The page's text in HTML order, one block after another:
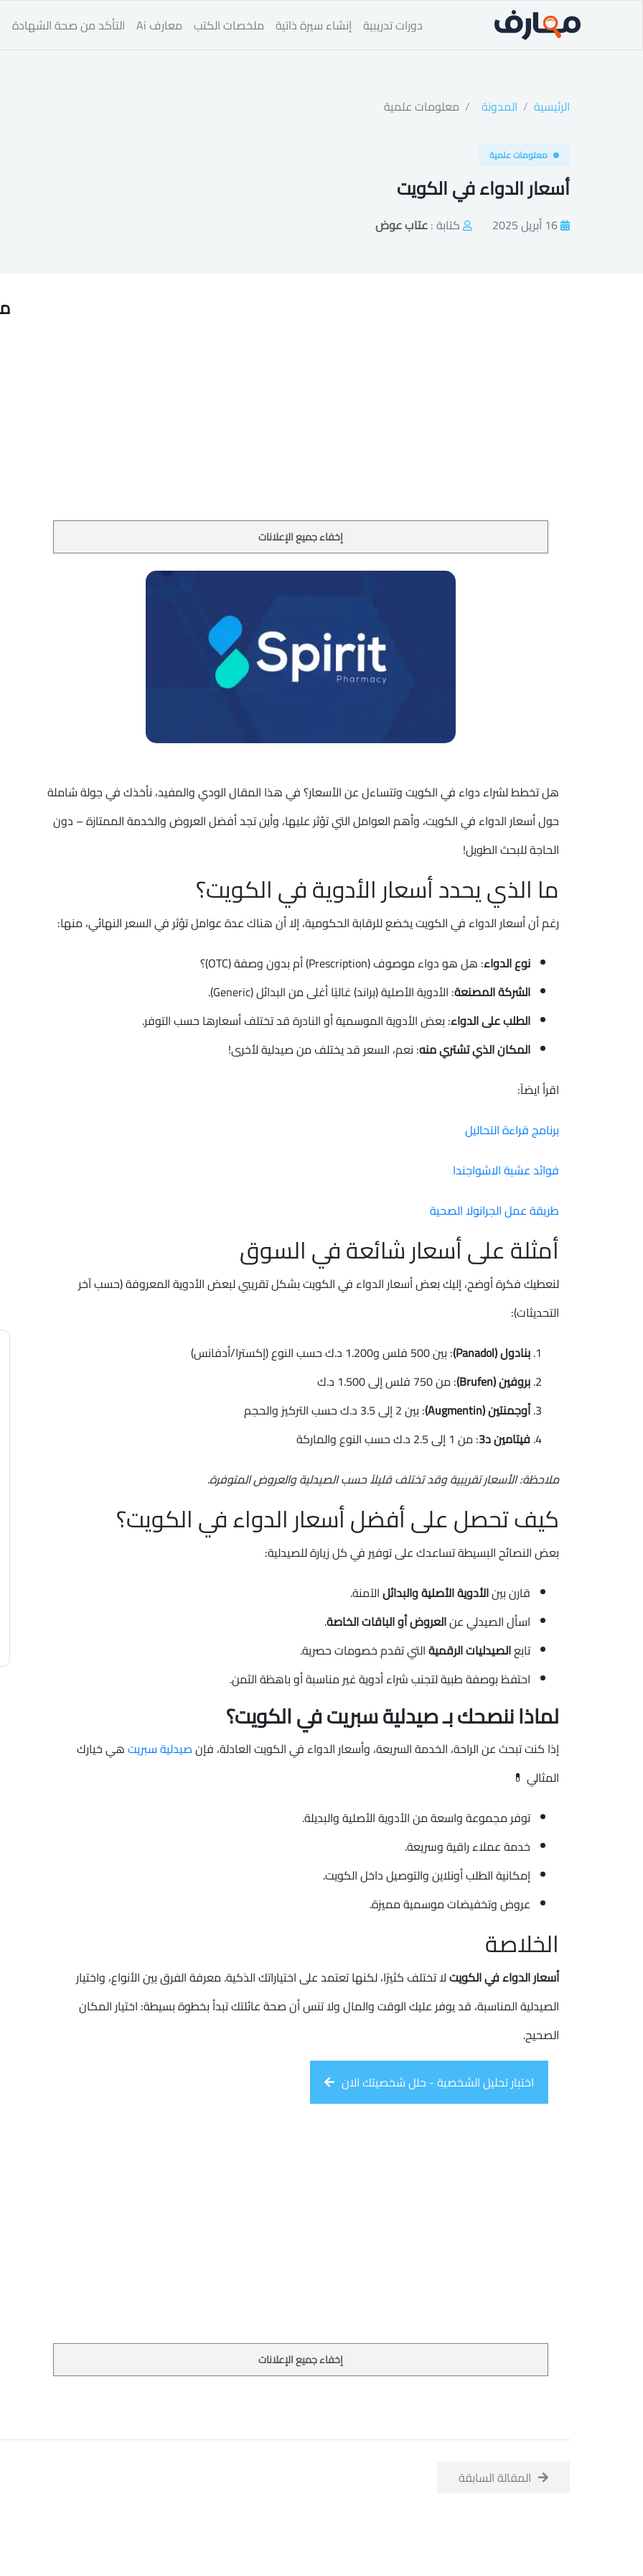
دورات تدريبية إنشاء سيرة ذاتية ملخصات الكتب معارف Ai التأكد من صحة الشهادة
الرئيسية المدونة معلومات علمية
معلومات علمية
أسعار الدواء في الكويت
16 أبريل 2025 كتابة :عتاب عوض
إخفاء جميع الإعلانات
هل تخطط لشراء دواء في الكويت وتتساءل عن الأسعار؟ في هذا المقال الودي والمفيد، نأخذك في جولة شاملة
حول أسعار الدواء في الكويت، وأهم العوامل التي تؤثر عليها، وأين تجد أفضل العروض والخدمة الممتازة – دون
الحاجة للبحث الطويل!
ما الذي يحدد أسعار الأدوية في الكويت؟
رغم أن أسعار الدواء في الكويت يخضع للرقابة الحكومية، إلا أن هناك عدة عوامل تؤثر في السعر النهائي، منها:
نوع الدواء: هل هو دواء موصوف (Prescription) أم بدون وصفة (OTC)؟
الشركة المصنعة: الأدوية الأصلية (براند) غالبًا أغلى من البدائل (Generic).
الطلب على الدواء: بعض الأدوية الموسمية أو النادرة قد تختلف أسعارها حسب التوفر.
المكان الذي تشتري منه: نعم، السعر قد يختلف من صيدلية لأخرى!
اقرأ ايضاً:
برنامج قراءة التحاليل
فوائد عشبة الاشواجندا
طريقة عمل الجرانولا الصحية
أمثلة على أسعار شائعة في السوق
لنعطيك فكرة أوضح، إليك بعض أسعار الدواء في الكويت بشكل تقريبي لبعض الأدوية المعروفة (حسب آخر
التحديثات):
بنادول (Panadol)
: بين 500 فلس و1.200 د.ك حسب النوع (إكسترا/أدفانس)
بروفين (Brufen)
: من 750 فلس إلى 1.500 د.ك
أوجمنتين (Augmentin)
: بين 2 إلى 3.5 د.ك حسب التركيز والحجم
فيتامين د3 : من 1 إلى 2.5 د.ك حسب النوع والماركة
ملاحظة: الأسعار تقريبية وقد تختلف قليلاً حسب الصيدلية والعروض المتوفرة.
كيف تحصل على أفضل أسعار الدواء في الكويت؟
بعض النصائح البسيطة تساعدك على توفير في كل زيارة للصيدلية:
قارن بينالأدوية الأصلية والبدائلالآمنة.
اسأل الصيدلي عنالعروض أو الباقات الخاصة.
تابعالصيدليات الرقميةالتي تقدم خصومات حصرية.
احتفظ بوصفة طبية لتجنب شراء أدوية غير مناسبة أو باهظة الثمن.
لماذا ننصحك بـ صيدلية سبريت في الكويت؟
إذا كنت تبحث عن الراحة، الخدمة السريعة، وأسعار الدواء في الكويت العادلة، فإنصيدلية سبريتهي خيارك
المثالي 💊
توفر مجموعة واسعة من الأدوية الأصلية والبديلة.
خدمة عملاء راقية وسريعة.
إمكانية الطلب أونلاين والتوصيل داخل الكويت.
عروض وتخفيضات موسمية مميزة.
الخلاصة
أسعار الدواء في الكويتلا تختلف كثيرًا، لكنها تعتمد على اختياراتك الذكية. معرفة الفرق بين الأنواع، واختيار
الصيدلية المناسبة، قد يوفر عليك الوقت والمال ولا تنس أن صحة عائلتك تبدأ بخطوة بسيطة: اختيار المكان
الصحيح.
اختبار تحليل الشخصية - حلل شخصيتك الان
إخفاء جميع الإعلانات
المقالة السابقة